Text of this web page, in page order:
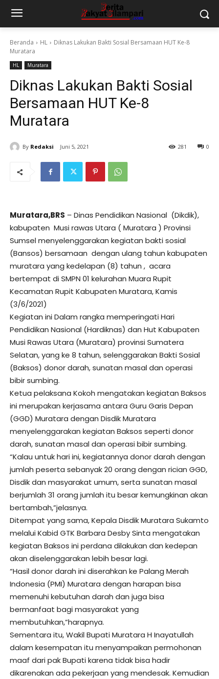
Beranda HL
Diknas Lakukan Bakti Sosial Bersamaan HUT Ke-8
Muratara
HL Muratara
Diknas Lakukan Bakti Sosial
Bersamaan HUT Ke-8
Muratara
By Redaksi Juni 5, 2021 0
281
Muratara,BRS – Dinas Pendidikan Nasional (Dikdik),
kabupaten Musi rawas Utara ( Muratara ) Provinsi
Sumsel menyelenggarakan kegiatan bakti sosial
(Bansos) bersamaan dengan ulang tahun kabupaten
muratara yang kedelapan (8) tahun , acara
bertempat di SMPN 01 kelurahan Muara Rupit
Kecamatan Rupit Kabupaten Muratara, Kamis
(3/6/2021)
Kegiatan ini Dalam rangka memperingati Hari
Pendidikan Nasional (Hardiknas) dan Hut Kabupaten
Musi Rawas Utara (Muratara) provinsi Sumatera
Selatan, yang ke 8 tahun, selenggarakan Bakti Sosial
(Baksos) donor darah, sunatan masal dan operasi
bibir sumbing.
Ketua pelaksana Kokoh mengatakan kegiatan Baksos
ini merupakan kerjasama antara Guru Garis Depan
(GGD) Muratara dengan Disdik Muratara
menyelenggarakan kegiatan Baksos seperti donor
darah, sunatan masal dan operasi bibir sumbing.
“Kalau untuk hari ini, kegiatannya donor darah dengan
jumlah peserta sebanyak 20 orang dengan rician GGD,
Disdik dan masyarakat umum, serta sunatan masal
berjumlah 31 orang jumlah itu besar kemungkinan akan
bertambah,”jelasnya.
Ditempat yang sama, Kepala Disdik Muratara Sukamto
melalui Kabid GTK Barbara Desby Sinta mengatakan
kegiatan Baksos ini perdana dilakukan dan kedepan
akan diselenggarakan lebih besar lagi.
“Hasil donor darah ini diserahkan ke Palang Merah
Indonesia (PMI) Muratara dengan harapan bisa
memenuhi kebutuhan darah dan juga bisa
bermanfaat bagi masyarakat yang
membutuhkan,”harapnya.
Sementara itu, Wakil Bupati Muratara H Inayatullah
dalam kesempatan itu menyampaikan permohonan
maaf dari pak Bupati karena tidak bisa hadir
dikarenakan ada pekerjaan yang mendesak. Kemudian